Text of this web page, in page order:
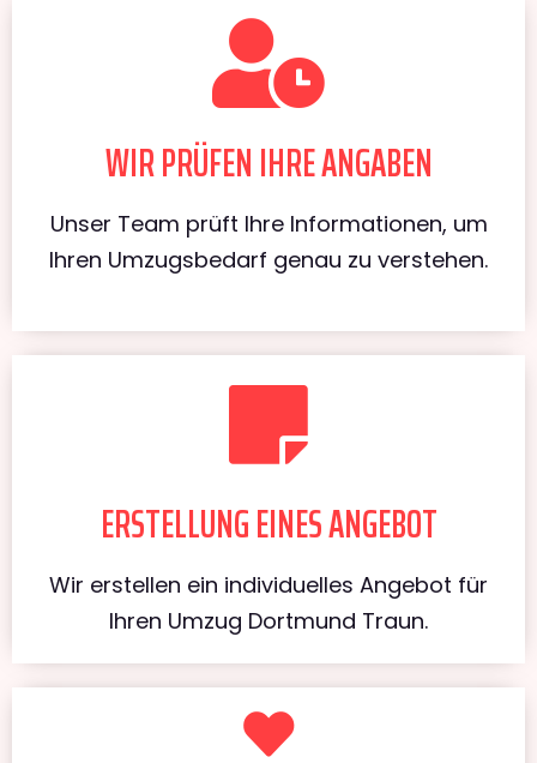
WIR PRÜFEN IHRE ANGABEN
Unser Team prüft Ihre Informationen, um
Ihren Umzugsbedarf genau zu verstehen.
ERSTELLUNG EINES ANGEBOT
Wir erstellen ein individuelles Angebot für
Ihren Umzug Dortmund Traun.